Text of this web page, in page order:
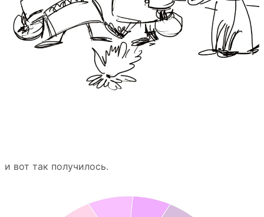
и вот так получилось.